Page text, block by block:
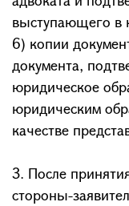
выступающего в
6) копии
документа,
юридическое
юридическим
качестве
3. После
стороны-